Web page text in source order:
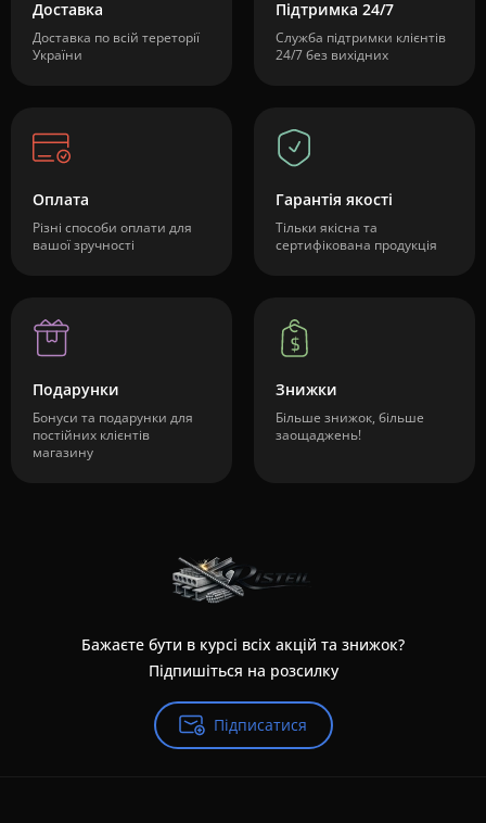
Доставка
Доставка по всій тереторії
України
Підтримка 24/7
Служба підтримки клієнтів
24/7 без вихідних
Оплата
Різні способи оплати для
вашої зручності
Гарантія якості
Тільки якісна та
сертифікована продукція
Подарунки
Бонуси та подарунки для
постійних клієнтів
магазину
Знижки
Більше знижок, більше
заощаджень!
Бажаєте бути в курсі всіх акцій та знижок?
Підпишіться на розсилку
Підписатися